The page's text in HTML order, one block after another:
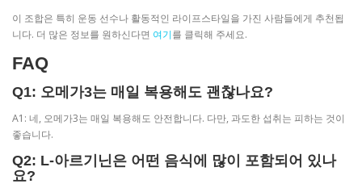
이 조합은 특히 운동 선수나 활동적인 라이프스타일을 가진 사람들에게 추천됩
니다. 더 많은 정보를 원하신다면 여기를 클릭해 주세요.
FAQ
Q1: 오메가3는 매일 복용해도 괜찮나요?
A1: 네, 오메가3는 매일 복용해도 안전합니다. 다만, 과도한 섭취는 피하는 것이
좋습니다.
Q2: L-아르기닌은 어떤 음식에 많이 포함되어 있나
요?